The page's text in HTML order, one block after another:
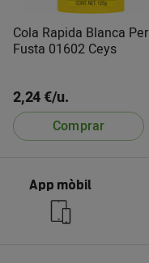
Cola Rapida Blanca Per
Fusta 01602 Ceys
2,24 €/u.
Comprar
App mòbil